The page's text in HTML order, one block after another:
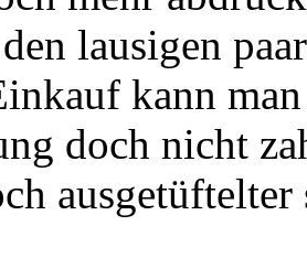
lausigen
kann
doch nicht